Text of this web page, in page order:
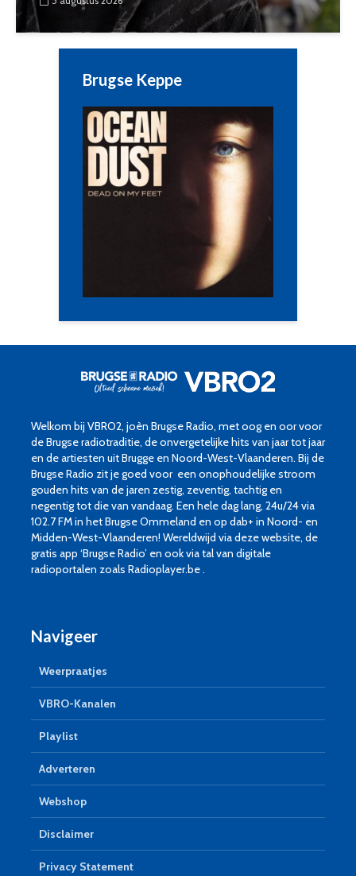
Brugse Keppe
Welkom bij VBRO2, joèn Brugse Radio, met oog en oor voor
de Brugse radiotraditie, de onvergetelijke hits van jaar tot jaar
en de artiesten uit Brugge en Noord-West-Vlaanderen. Bij de
Brugse Radio zit je goed voor een onophoudelijke stroom
gouden hits van de jaren zestig, zeventig, tachtig en
negentig tot die van vandaag. Een hele dag lang, 24u/24 via
102.7 FM in het Brugse Ommeland en op dab+ in Noord- en
Midden-West-Vlaanderen! Wereldwijd via deze website, de
gratis app ‘Brugse Radio’ en ook via tal van digitale
radioportalen zoals Radioplayer.be .
Navigeer
Weerpraatjes
VBRO-Kanalen
Playlist
Adverteren
Webshop
Disclaimer
Privacy Statement